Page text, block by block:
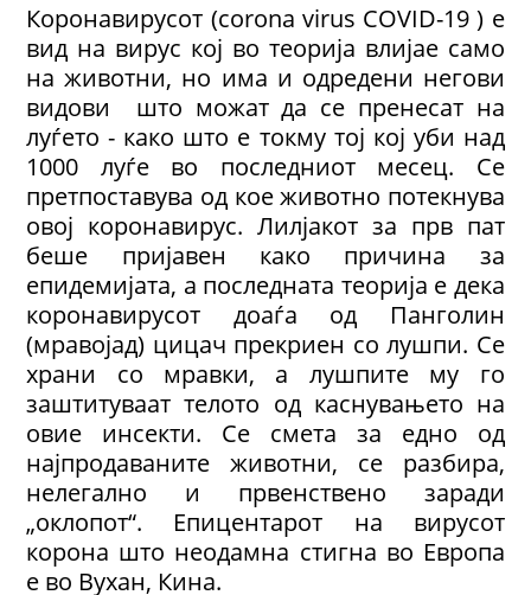
Коронавирусот (corona virus COVID-19 ) е
вид на вирус кој во теорија влијае само
на животни, но има и одредени негови
видови што можат да се пренесат на
луѓето - како што е токму тој кој уби над
1000 луѓе во последниот месец. Се
претпоставува од кое животно потекнува
овој коронавирус. Лилјакот за прв пат
беше пријавен како причина за
епидемијата, а последната теорија е дека
коронавирусот доаѓа од Панголин
(мравојад) цицач прекриен со лушпи. Се
храни со мравки, а лушпите му го
заштитуваат телото од каснувањето на
овие инсекти. Се смета за едно од
најпродаваните животни, се разбира,
нелегално и првенствено заради
„оклопот“. Епицентарот на вирусот
корона што неодамна стигна во Европа
е во Вухан, Кина.